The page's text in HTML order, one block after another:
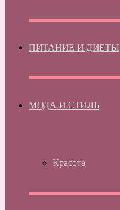
ПИТАНИЕ И ДИЕТЫ
МОДА И СТИЛЬ
Красота